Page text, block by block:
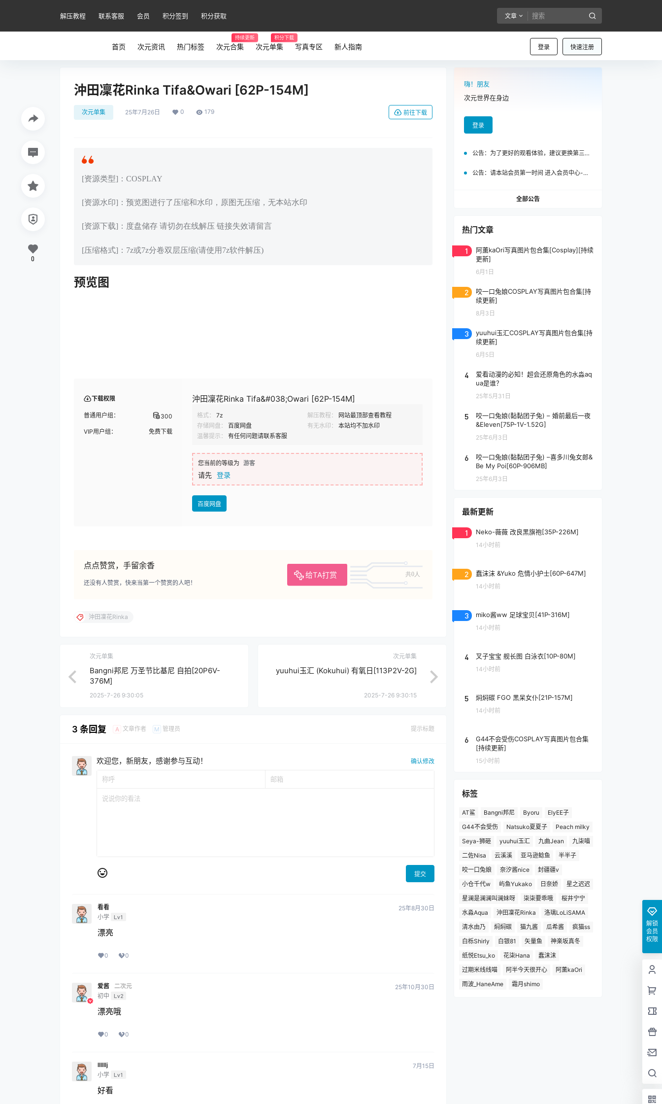
解压教程 联系客服 会员 积分签到 积分获取 文章
登录 快速注册
首页 次元资讯 热门标签 次元合集
持续更新
次元单集
积分下载
写真专区 新人指南
沖田凜花Rinka Tifa&Owari [62P-154M]
次元单集 25年7月26日 0 179 前往下载
[资源类型]：COSPLAY
[资源水印]：预览图进行了压缩和水印，原图无压缩，无本站水印
[资源下载]：度盘储存 请切勿在线解压 链接失效请留言
[压缩格式]：7z或7z分卷双层压缩(请使用7z软件解压)
预览图
下载权限
普通用户组： 300
VIP用户组： 免费下载
沖田凜花Rinka Tifa&#038;Owari [62P-154M]
格式： 7z 解压教程：
网站最顶部查看教程
存储网盘：
百度网盘 有无水印：
本站均不加水印
温馨提示：
有任何问题请联系客服
您当前的等级为 游客
请先 登录
百度网盘
点点赞赏，手留余香
给TA打赏 共0人
还没有人赞赏，快来当第一个赞赏的人吧！
0
沖田凜花Rinka
次元单集
Bangni邦尼 万圣节比基尼 自拍[20P6V-
376M]
2025-7-26 9:30:05
次元单集
yuuhui玉汇 (Kokuhui) 有氧日[113P2V-2G]
2025-7-26 9:30:15
3 条回复 A 文章作者 M 管理员 提示标题
欢迎您，新朋友，感谢参与互动！ 确认修改
提交
看看
小学 Lv1
25年8月30日
漂亮
0 0
爱酱
二次元
初中
Lv2
25年10月30日
漂亮哦
0 0
llllllj
小学 Lv1
7月15日
好看
嗨！朋友
次元世界在身边
登录
公告： 为了更好的观看体验，建议更换第三方浏览器访问泡面站
公告： 请本站会员第一时间 进入会员中心-我的设置中为您的账号绑定邮箱!
全部公告
热门文章
1
阿薰kaOri写真图片包合集[Cosplay][持续
更新]
6月1日
2
咬一口兔娘COSPLAY写真图片包合集[持
续更新]
8月3日
3
yuuhui玉汇COSPLAY写真图片包合集[持
续更新]
6月5日
4
爱看动漫的必知！超会还原角色的水淼aq
ua是谁？
25年5月31日
5
咬一口兔娘(黏黏团子兔) – 婚前最后一夜
&Eleven[75P-1V-1.52G]
25年6月3日
6
咬一口兔娘(黏黏团子兔) –喜多川兔女郎&
Be My Poi[60P-906MB]
25年6月3日
最新更新
1 Neko-薇薇 改良黑旗袍[35P-226M]
14小时前
2 蠢沫沫 &Yuko 危情小护士[60P-647M]
14小时前
3 miko酱ww 足球宝贝[41P-316M]
14小时前
4 叉子宝宝 舰长图 白泳衣[10P-80M]
14小时前
5 焖焖碳 FGO 黑呆女仆[21P-157M]
14小时前
6
G44不会受伤COSPLAY写真图片包合集
[持续更新]
15小时前
标签
AT鲨 Bangni邦尼 Byoru
ElyEE子
G44不会受伤
Natsuko夏夏子
Peach milky
Seya-狮砸
yuuhui玉汇 九曲Jean
九柒喵
二佐Nisa
云溪溪 亚马逊鲶鱼
半半子
咬一口兔娘
奈汐酱nice
封疆疆v
小仓千代w
屿鱼Yukako 日奈娇
星之迟迟
星澜是澜澜叫澜妹呀
柒柒要乖哦
桜井宁宁
水淼Aqua
沖田凜花Rinka
洛璃LoLiSAMA
清水由乃
焖焖碳 猫九酱 瓜希酱
疯猫ss
白栎Shirly
白银81 矢量鱼
神楽坂真冬
纸悦Etsu_ko
花柒Hana
蠢沫沫
过期米线线喵
阿半今天很开心
阿薰kaOri
雨波_HaneAme
霜月shimo
解锁
会员
权限